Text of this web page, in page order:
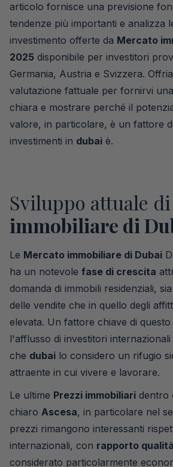
articolo fornisce una previsione
tendenze più importanti e analizza
investimento offerte da Mercato
2025 disponibile per investitori
Germania, Austria e Svizzera.
valutazione fattuale per fornirvi
chiara e mostrare perché il
valore, in particolare, è un fattore
investimenti in dubai è.
Sviluppo attuale di
immobiliare di
Le Mercato immobiliare di Dubai
ha un notevole fase di crescita
domanda di immobili residenziali,
delle vendite che in quello degli
elevata. Un fattore chiave di
l'afflusso di investitori
che dubai lo considero un rifugio
attraente in cui vivere e lavorare.
Le ultime Prezzi immobiliari dentro
chiaro Ascesa, in particolare nel
prezzi rimangono interessanti
internazionali, con rapporto
considerato particolarmente